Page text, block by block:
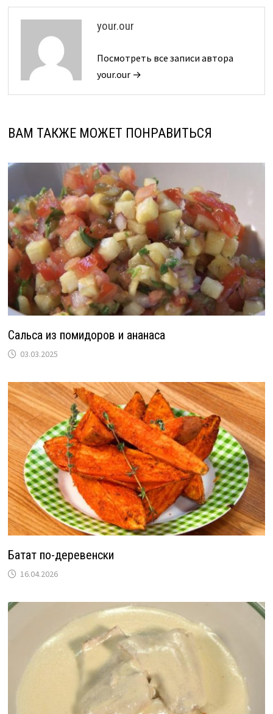
your.our
Посмотреть все записи автора
your.our →
ВАМ ТАКЖЕ МОЖЕТ ПОНРАВИТЬСЯ
Сальса из помидоров и ананаса
03.03.2025
Батат по-деревенски
16.04.2026